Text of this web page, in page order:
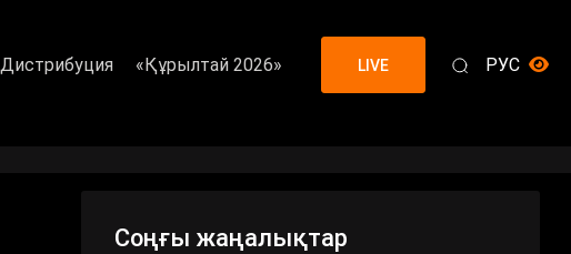
Дистрибуция «Құрылтай 2026» LIVE РУС
Соңғы жаңалықтар